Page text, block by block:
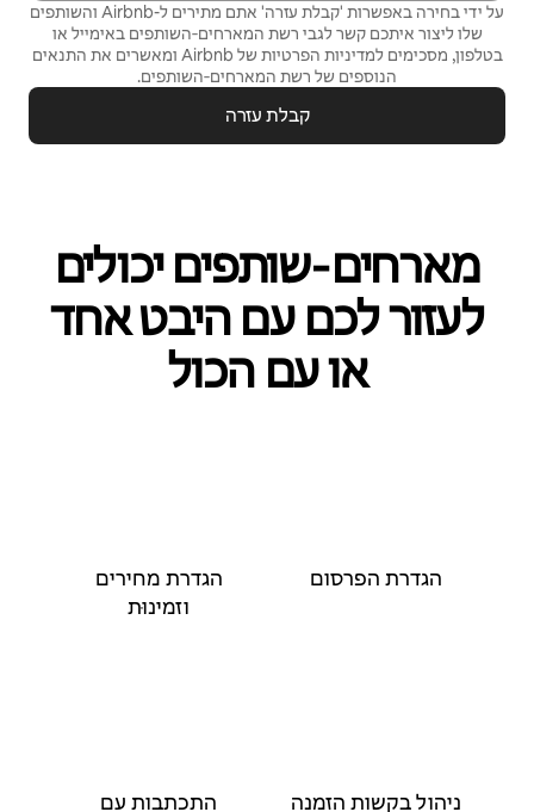
על ידי בחירה באפשרות 'קבלת עזרה' אתם מתירים ל-Airbnb והשותפים
שלו ליצור איתכם קשר לגבי רשת המארחים‑השותפים באימייל או
בטלפון, מסכימים למדיניות הפרטיות של Airbnb ומאשרים את
התנאים
הנוספים של רשת המארחים‑השותפים.
קבלת עזרה
מארחים‑שותפים יכולים
לעזור לכם עם היבט אחד
או עם הכול
הגדרת הפרסום
הגדרת מחירים
וזמינוּת
ניהול בקשות הזמנה
התכתבות עם